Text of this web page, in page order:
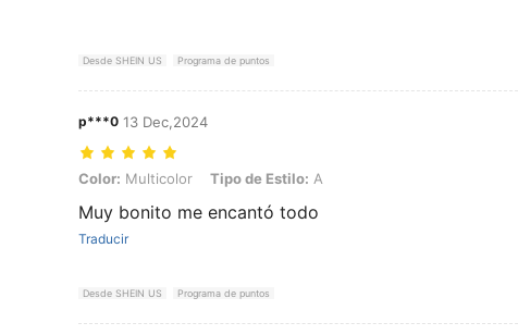
Desde SHEIN US Programa de puntos
p***0 13 Dec,2024
Color: Multicolor, Tipo de Estilo: A
Color: Multicolor Tipo de Estilo: A
Muy bonito me encantó todo
Traducir
Desde SHEIN US Programa de puntos